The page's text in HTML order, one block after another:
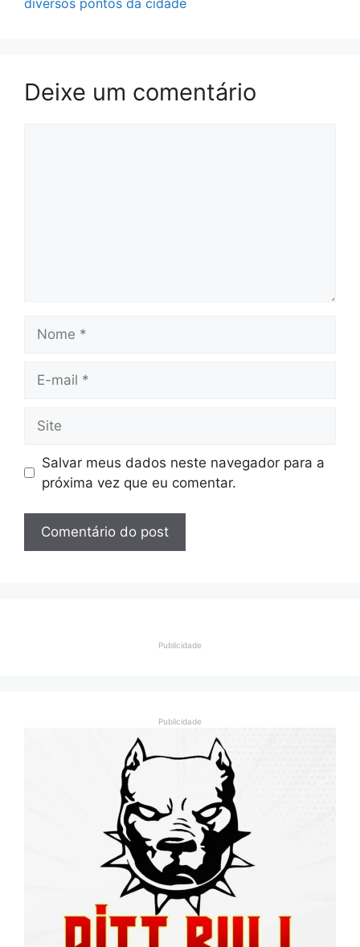
Deixe um comentário
mail
Salvar meus dados neste navegador para a
próxima vez que eu comentar.
Publicidade
Publicidade